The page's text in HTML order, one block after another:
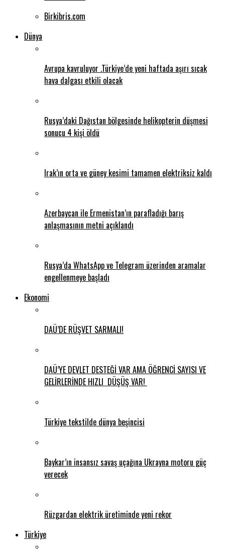
Birkibris.com
Dünya
Avrupa kavruluyor .Türkiye’de yeni haftada aşırı sıcak
hava dalgası etkili olacak
Rusya’daki Dağıstan bölgesinde helikopterin düşmesi
sonucu 4 kişi öldü
Irak’ın orta ve güney kesimi tamamen elektriksiz kaldı
Azerbaycan ile Ermenistan’ın parafladığı barış
anlaşmasının metni açıklandı
Rusya’da WhatsApp ve Telegram üzerinden aramalar
engellenmeye başladı
Ekonomi
DAÜ’DE RÜŞVET SARMALI!
DAÜ’YE DEVLET DESTEĞİ VAR AMA ÖĞRENCİ SAYISI VE
GELİRLERİNDE HIZLI DÜŞÜŞ VAR!
Türkiye tekstilde dünya beşincisi
Baykar’ın insansız savaş uçağına Ukrayna motoru güç
verecek
Rüzgardan elektrik üretiminde yeni rekor
Türkiye